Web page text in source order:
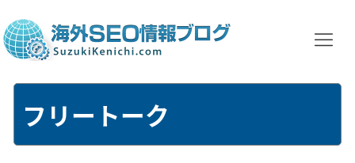
フリートーク